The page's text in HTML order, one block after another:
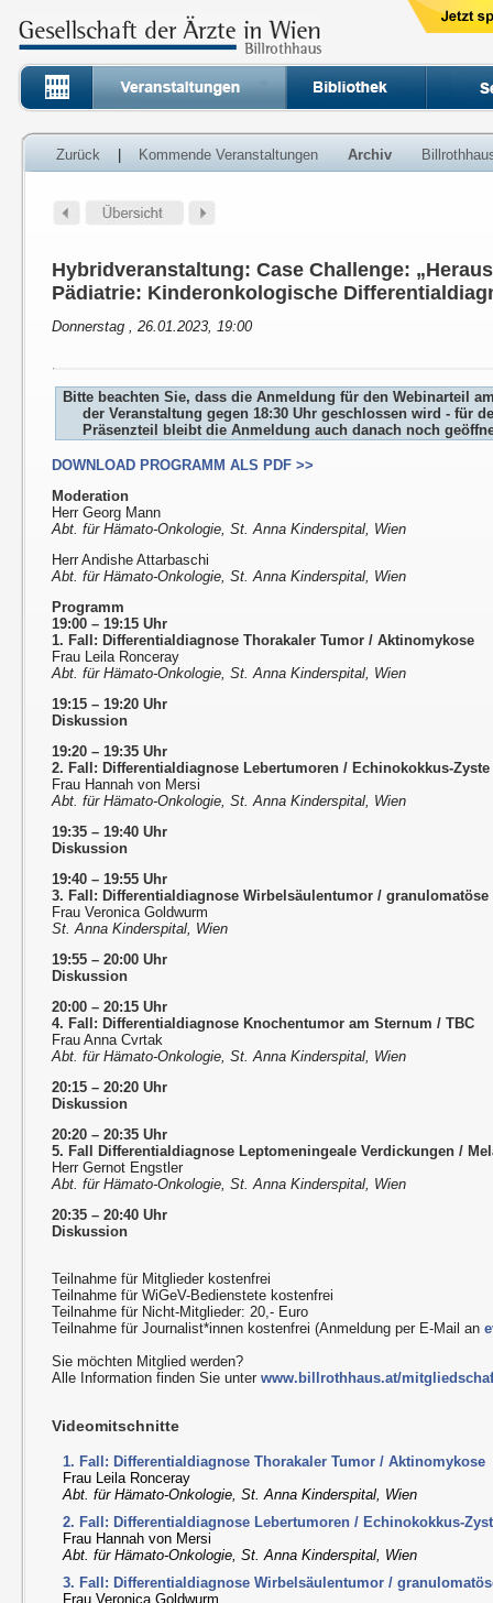
Zurück Kommende Veranstaltungen Archiv
Hybridveranstaltung: Case Challenge:
Pädiatrie: Kinderonkologische
Donnerstag , 26.01.2023, 19:00
Bitte beachten Sie, dass die Anmeldung für den Webinarteil
der Veranstaltung gegen 18:30 Uhr geschlossen wird - für
Präsenzteil bleibt die Anmeldung auch danach noch
DOWNLOAD PROGRAMM ALS PDF >>
Moderation
Herr Georg Mann
Abt. für Hämato-Onkologie, St. Anna Kinderspital, Wien
Herr Andishe Attarbaschi
Abt. für Hämato-Onkologie, St. Anna Kinderspital, Wien
Programm
19:00 – 19:15 Uhr
1. Fall: Differentialdiagnose Thorakaler Tumor / Aktinomykose
Frau Leila Ronceray
Abt. für Hämato-Onkologie, St. Anna Kinderspital, Wien
19:15 – 19:20 Uhr
Diskussion
19:20 – 19:35 Uhr
2. Fall: Differentialdiagnose Lebertumoren / Echinokokkus-Zyste
Frau Hannah von Mersi
Abt. für Hämato-Onkologie, St. Anna Kinderspital, Wien
19:35 – 19:40 Uhr
Diskussion
19:40 – 19:55 Uhr
3. Fall: Differentialdiagnose Wirbelsäulentumor /
Frau Veronica Goldwurm
St. Anna Kinderspital, Wien
19:55 – 20:00 Uhr
Diskussion
20:00 – 20:15 Uhr
4. Fall: Differentialdiagnose Knochentumor am Sternum / TBC
Frau Anna Cvrtak
Abt. für Hämato-Onkologie, St. Anna Kinderspital, Wien
20:15 – 20:20 Uhr
Diskussion
20:20 – 20:35 Uhr
5. Fall Differentialdiagnose Leptomeningeale Verdickungen /
Herr Gernot Engstler
Abt. für Hämato-Onkologie, St. Anna Kinderspital, Wien
20:35 – 20:40 Uhr
Diskussion
Teilnahme für Mitglieder kostenfrei
Teilnahme für WiGeV-Bedienstete kostenfrei
Teilnahme für Nicht-Mitglieder: 20,- Euro
Teilnahme für Journalist*innen kostenfrei (Anmeldung per E-Mail an
Sie möchten Mitglied werden?
Alle Information finden Sie unterwww.billrothhaus.at/
Videomitschnitte
1. Fall: Differentialdiagnose Thorakaler Tumor / Aktinomykose
Frau Leila Ronceray
Abt. für Hämato-Onkologie, St. Anna Kinderspital, Wien
2. Fall: Differentialdiagnose Lebertumoren / Echinokokkus-
Frau Hannah von Mersi
Abt. für Hämato-Onkologie, St. Anna Kinderspital, Wien
3. Fall: Differentialdiagnose Wirbelsäulentumor /
Frau Veronica Goldwurm